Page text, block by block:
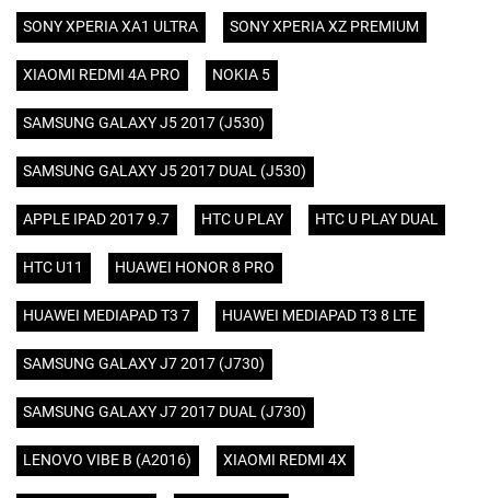
SONY XPERIA XA1 ULTRA SONY XPERIA XZ PREMIUM
XIAOMI REDMI 4A PRO NOKIA 5
SAMSUNG GALAXY J5 2017 (J530)
SAMSUNG GALAXY J5 2017 DUAL (J530)
APPLE IPAD 2017 9.7 HTC U PLAY HTC U PLAY DUAL
HTC U11 HUAWEI HONOR 8 PRO
HUAWEI MEDIAPAD T3 7 HUAWEI MEDIAPAD T3 8 LTE
SAMSUNG GALAXY J7 2017 (J730)
SAMSUNG GALAXY J7 2017 DUAL (J730)
LENOVO VIBE B (A2016) XIAOMI REDMI 4X